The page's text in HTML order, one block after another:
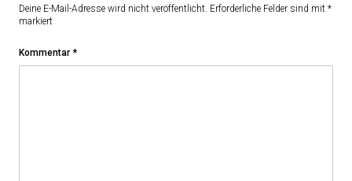
Deine E-Mail-Adresse wird nicht veröffentlicht. Erforderliche Felder sind mit *
markiert
Kommentar *